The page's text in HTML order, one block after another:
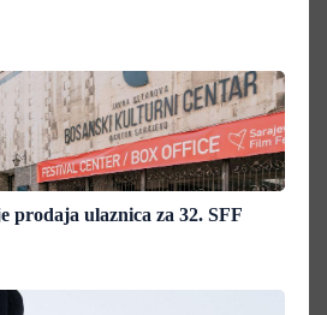
prodaja ulaznica za 32. SFF